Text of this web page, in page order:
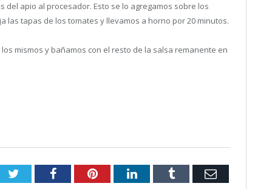
del apio al procesador. Esto se lo agregamos sobre los
las tapas de los tomates y llevamos a horno por 20 minutos.
mismos y bañamos con el resto de la salsa remanente en
TwitterFacebookPinterestLinkedInTumblr Email